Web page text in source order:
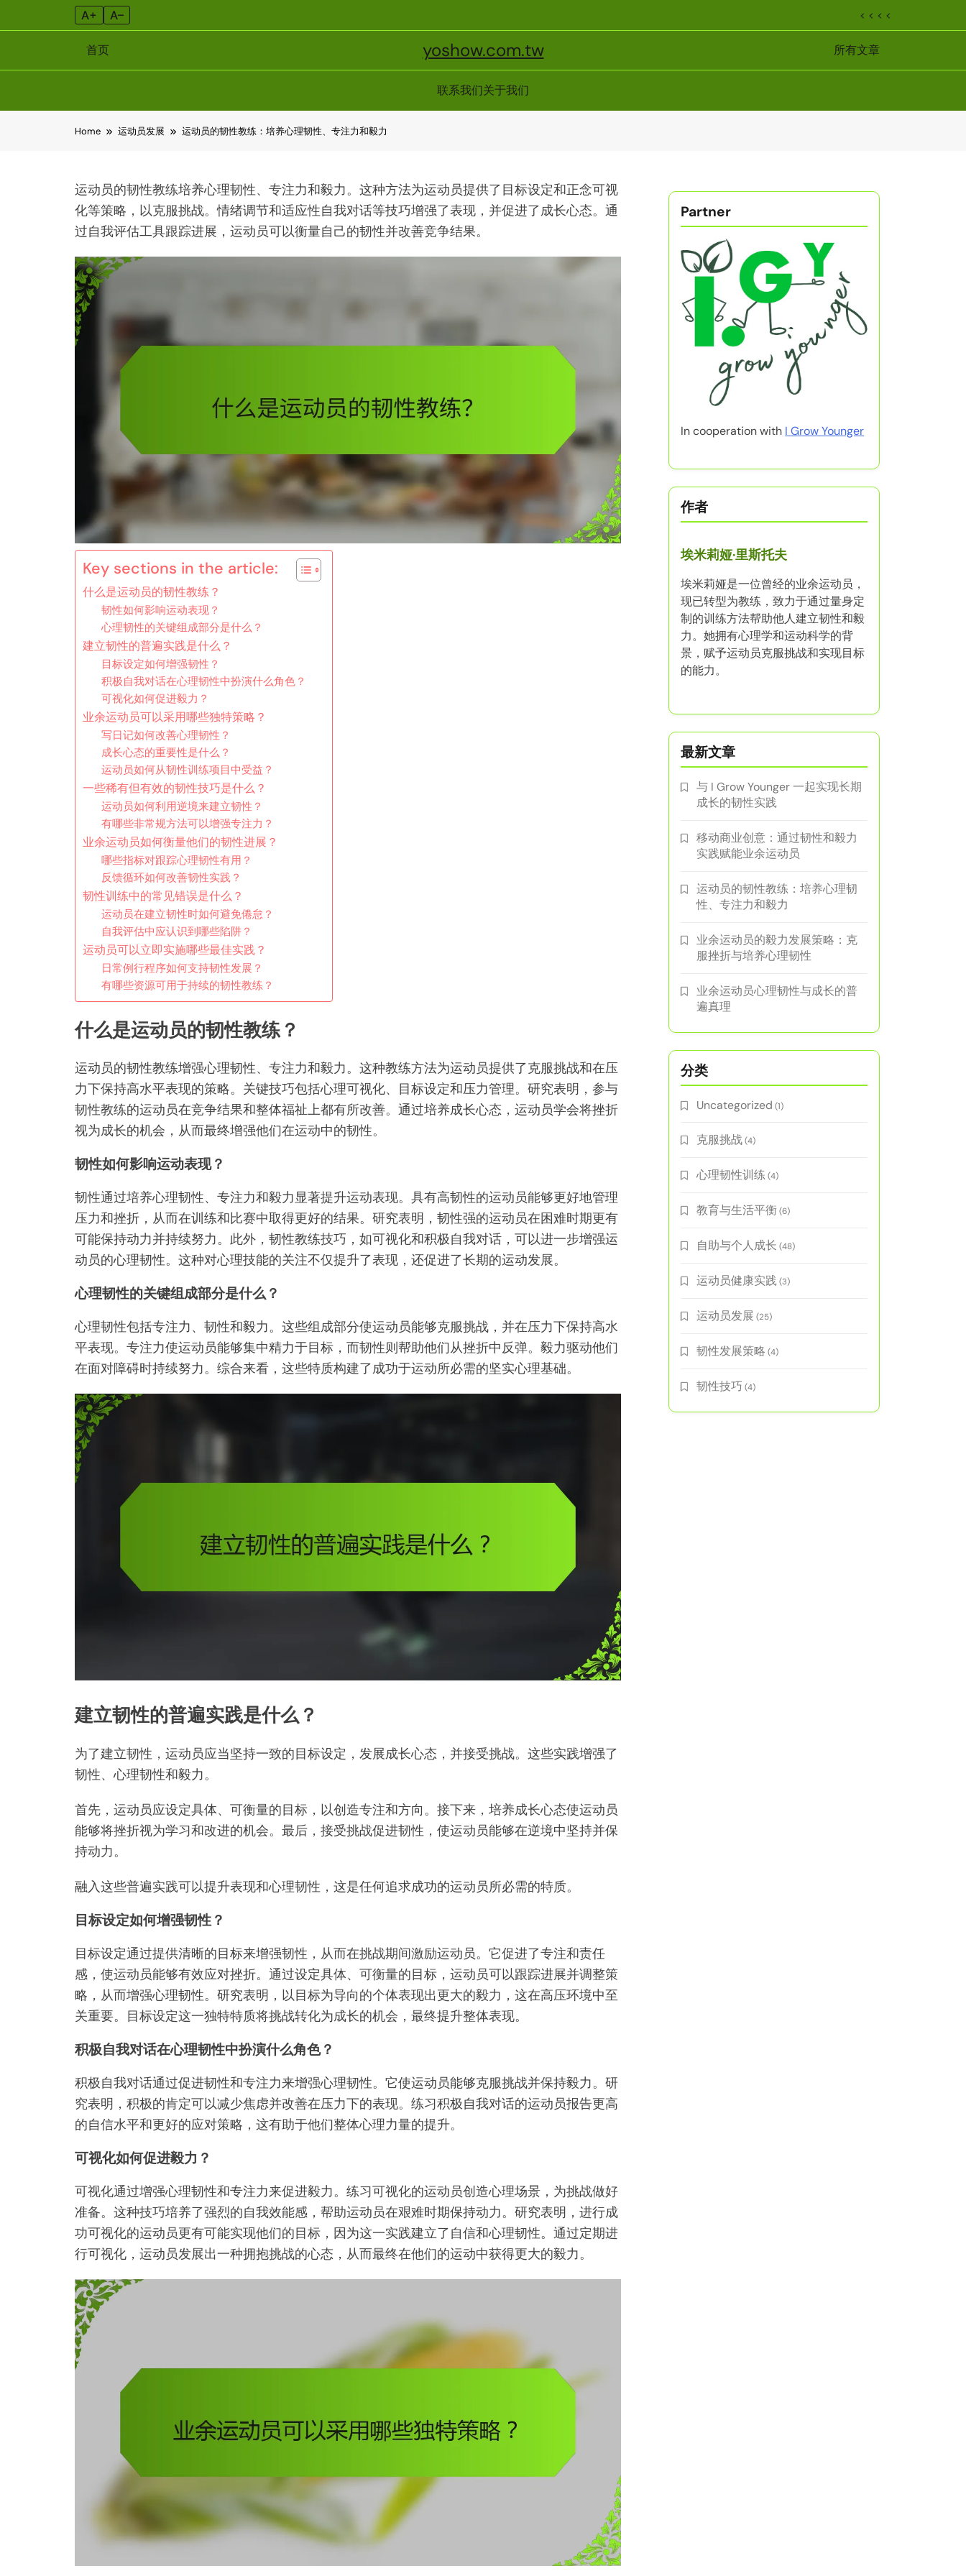
A+ A– < < < <
首页 yoshow.com.tw 所有文章
联系我们关于我们
Home 运动员发展 运动员的韧性教练：培养心理韧性、专注力和毅力
运动员的韧性教练培养心理韧性、专注力和毅力。这种方法为运动员提供了目标设定和正念可视
化等策略，以克服挑战。情绪调节和适应性自我对话等技巧增强了表现，并促进了成长心态。通
过自我评估工具跟踪进展，运动员可以衡量自己的韧性并改善竞争结果。
Key sections in the article:
什么是运动员的韧性教练？
韧性如何影响运动表现？
心理韧性的关键组成部分是什么？
建立韧性的普遍实践是什么？
目标设定如何增强韧性？
积极自我对话在心理韧性中扮演什么角色？
可视化如何促进毅力？
业余运动员可以采用哪些独特策略？
写日记如何改善心理韧性？
成长心态的重要性是什么？
运动员如何从韧性训练项目中受益？
一些稀有但有效的韧性技巧是什么？
运动员如何利用逆境来建立韧性？
有哪些非常规方法可以增强专注力？
业余运动员如何衡量他们的韧性进展？
哪些指标对跟踪心理韧性有用？
反馈循环如何改善韧性实践？
韧性训练中的常见错误是什么？
运动员在建立韧性时如何避免倦怠？
自我评估中应认识到哪些陷阱？
运动员可以立即实施哪些最佳实践？
日常例行程序如何支持韧性发展？
有哪些资源可用于持续的韧性教练？
什么是运动员的韧性教练？
运动员的韧性教练增强心理韧性、专注力和毅力。这种教练方法为运动员提供了克服挑战和在压
力下保持高水平表现的策略。关键技巧包括心理可视化、目标设定和压力管理。研究表明，参与
韧性教练的运动员在竞争结果和整体福祉上都有所改善。通过培养成长心态，运动员学会将挫折
视为成长的机会，从而最终增强他们在运动中的韧性。
韧性如何影响运动表现？
韧性通过培养心理韧性、专注力和毅力显著提升运动表现。具有高韧性的运动员能够更好地管理
压力和挫折，从而在训练和比赛中取得更好的结果。研究表明，韧性强的运动员在困难时期更有
可能保持动力并持续努力。此外，韧性教练技巧，如可视化和积极自我对话，可以进一步增强运
动员的心理韧性。这种对心理技能的关注不仅提升了表现，还促进了长期的运动发展。
心理韧性的关键组成部分是什么？
心理韧性包括专注力、韧性和毅力。这些组成部分使运动员能够克服挑战，并在压力下保持高水
平表现。专注力使运动员能够集中精力于目标，而韧性则帮助他们从挫折中反弹。毅力驱动他们
在面对障碍时持续努力。综合来看，这些特质构建了成功于运动所必需的坚实心理基础。
建立韧性的普遍实践是什么？
为了建立韧性，运动员应当坚持一致的目标设定，发展成长心态，并接受挑战。这些实践增强了
韧性、心理韧性和毅力。
首先，运动员应设定具体、可衡量的目标，以创造专注和方向。接下来，培养成长心态使运动员
能够将挫折视为学习和改进的机会。最后，接受挑战促进韧性，使运动员能够在逆境中坚持并保
持动力。
融入这些普遍实践可以提升表现和心理韧性，这是任何追求成功的运动员所必需的特质。
目标设定如何增强韧性？
目标设定通过提供清晰的目标来增强韧性，从而在挑战期间激励运动员。它促进了专注和责任
感，使运动员能够有效应对挫折。通过设定具体、可衡量的目标，运动员可以跟踪进展并调整策
略，从而增强心理韧性。研究表明，以目标为导向的个体表现出更大的毅力，这在高压环境中至
关重要。目标设定这一独特特质将挑战转化为成长的机会，最终提升整体表现。
积极自我对话在心理韧性中扮演什么角色？
积极自我对话通过促进韧性和专注力来增强心理韧性。它使运动员能够克服挑战并保持毅力。研
究表明，积极的肯定可以减少焦虑并改善在压力下的表现。练习积极自我对话的运动员报告更高
的自信水平和更好的应对策略，这有助于他们整体心理力量的提升。
可视化如何促进毅力？
可视化通过增强心理韧性和专注力来促进毅力。练习可视化的运动员创造心理场景，为挑战做好
准备。这种技巧培养了强烈的自我效能感，帮助运动员在艰难时期保持动力。研究表明，进行成
功可视化的运动员更有可能实现他们的目标，因为这一实践建立了自信和心理韧性。通过定期进
行可视化，运动员发展出一种拥抱挑战的心态，从而最终在他们的运动中获得更大的毅力。
Partner
In cooperation with I Grow Younger
作者
埃米莉娅·里斯托夫
埃米莉娅是一位曾经的业余运动员，
现已转型为教练，致力于通过量身定
制的训练方法帮助他人建立韧性和毅
力。她拥有心理学和运动科学的背
景，赋予运动员克服挑战和实现目标
的能力。
最新文章
与 I Grow Younger 一起实现长期
成长的韧性实践
移动商业创意：通过韧性和毅力
实践赋能业余运动员
运动员的韧性教练：培养心理韧
性、专注力和毅力
业余运动员的毅力发展策略：克
服挫折与培养心理韧性
业余运动员心理韧性与成长的普
遍真理
分类
Uncategorized (1)
克服挑战(4)
心理韧性训练 (4)
教育与生活平衡(6)
自助与个人成长 (48)
运动员健康实践(3)
运动员发展 (25)
韧性发展策略 (4)
韧性技巧 (4)